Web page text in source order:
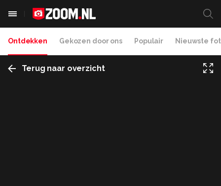
Ontdekken Gekozen door ons Populair Nieuwste
Terug naar overzicht